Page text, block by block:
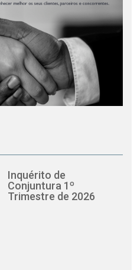
Inquérito de
Conjuntura 1º
Trimestre de 2026